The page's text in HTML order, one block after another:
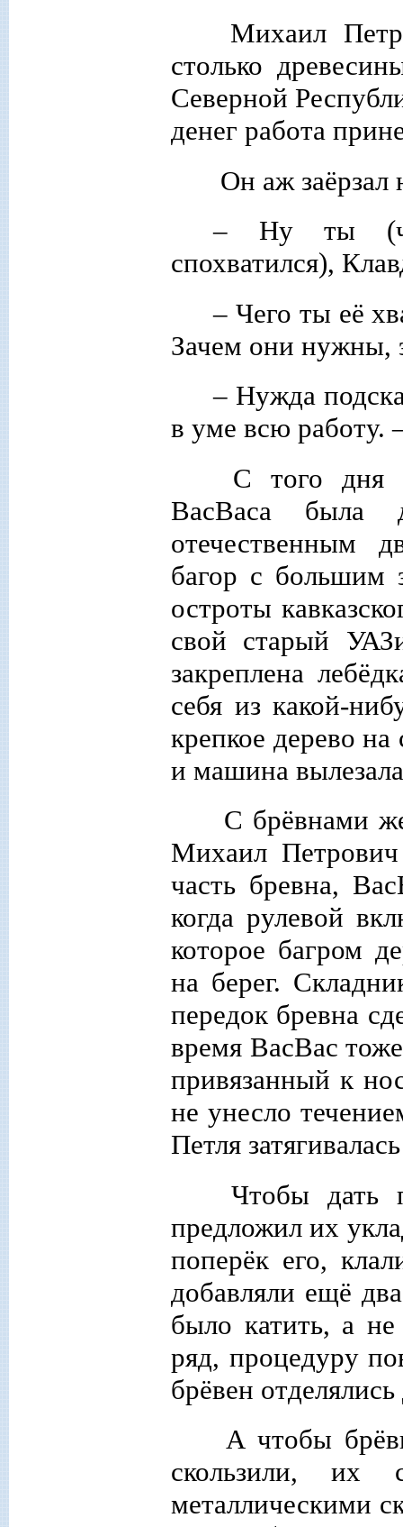
Михаил
столько
Северной
денег работа
Он аж заёрзал
– Ну ты
спохватился),
– Чего ты её
Зачем они нужны,
– Нужда
в уме всю работу.
С того дня
ВасВаса была
отечественным
багор с большим
остроты
свой старый
закреплена
себя из какой-
крепкое дерево
и машина
С брёвнами
Михаил
часть бревна,
когда рулевой
которое багром
на берег.
передок бревна
время ВасВас
привязанный к
не унесло
Петля
Чтобы дать
предложил их
поперёк его,
добавляли ещё
было катить, а
ряд, процедуру
брёвен
А чтобы
скользили, их
металлическими